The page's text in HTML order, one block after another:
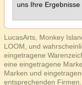
uns Ihre Ergebnisse
LucasArts, Monkey
LOOM, und
eingetragene
eine eingetragene
Marken und
entsprechenden